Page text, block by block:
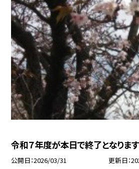
令和７年度が本日で終了となります
公開日 2026/03/31 更新日